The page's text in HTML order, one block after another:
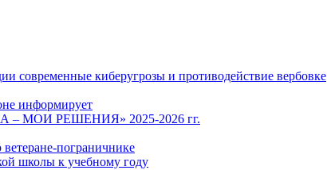
современные киберугрозы и противодействие вербовке
информирует
– МОИ РЕШЕНИЯ» 2025-2026 гг.
пограничнике
школы к учебному году